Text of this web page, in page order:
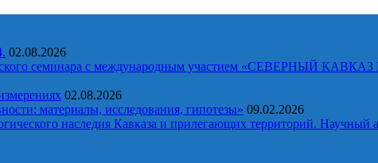
02.08.2026
семинара с международным участием
02.08.2026
материалы, исследования, гипотезы» 09.02.2026
наследия Кавказа и прилегающих территорий. Научный